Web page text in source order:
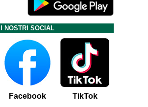
I NOSTRI SOCIAL
Facebook TikTok